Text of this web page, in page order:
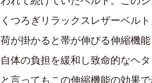
つろぎリラックスレザーベル
が掛かると帯が伸びる伸縮機
体の負担を緩和し致命的なヘ
言ってもこの伸縮機能の効果